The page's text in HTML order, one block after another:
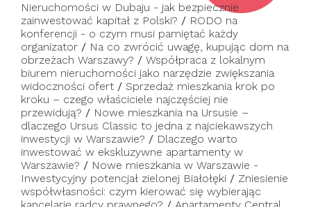
Nieruchomości w Dubaju - jak bezpiecznie
zainwestować kapitał z Polski? / RODO na
konferencji - o czym musi pamiętać każdy
organizator / Na co zwrócić uwagę, kupując dom na
obrzeżach Warszawy? / Współpraca z lokalnym
biurem nieruchomości jako narzędzie zwiększania
widoczności ofert / Sprzedaż mieszkania krok po
kroku – czego właściciele najczęściej nie
przewidują? / Nowe mieszkania na Ursusie –
dlaczego Ursus Classic to jedna z najciekawszych
inwestycji w Warszawie? / Dlaczego warto
inwestować w ekskluzywne apartamenty w
Warszawie? / Nowe mieszkania w Warszawie -
Inwestycyjny potencjał zielonej Białołęki / Zniesienie
współwłasności: czym kierować się wybierając